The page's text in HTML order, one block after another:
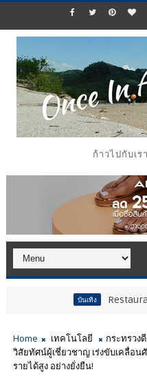
ก้าวไปกับเ
Restaurant War!!ค
Home เทคโนโลยี
กระทรวง
วิสัยทัศน์ผู้เชี่ยวชาญ เร่งขับเคลื่อน
รายได้สูง อย่างยั่งยืน!